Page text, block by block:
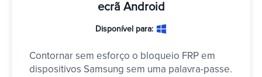
ecrã Android
Disponível para:
Contornar sem esforço o bloqueio FRP em
dispositivos Samsung sem uma palavra-passe.